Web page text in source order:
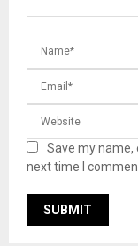
Save my
next time I